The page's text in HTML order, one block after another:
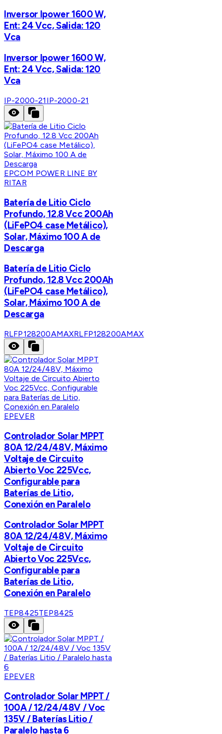
Inversor Ipower 1600 W,
Ent: 24 Vcc, Salida: 120
Vca
Inversor Ipower 1600 W,
Ent: 24 Vcc, Salida: 120
Vca
IP-2000-21 IP-2000-21
EPCOM POWER LINE BY
RITAR
Batería de Litio Ciclo
Profundo, 12.8 Vcc 200Ah
(LiFePO4 case Metálico),
Solar, Máximo 100 A de
Descarga
Batería de Litio Ciclo
Profundo, 12.8 Vcc 200Ah
(LiFePO4 case Metálico),
Solar, Máximo 100 A de
Descarga
RLFP128200AMAXRLFP128200AMAX
EPEVER
Controlador Solar MPPT
80A 12/24/48V, Máximo
Voltaje de Circuito
Abierto Voc 225Vcc,
Configurable para
Baterías de Litio,
Conexión en Paralelo
Controlador Solar MPPT
80A 12/24/48V, Máximo
Voltaje de Circuito
Abierto Voc 225Vcc,
Configurable para
Baterías de Litio,
Conexión en Paralelo
TEP8425TEP8425
EPEVER
Controlador Solar MPPT /
100A / 12/24/48V / Voc
135V / Baterías Litio /
Paralelo hasta 6